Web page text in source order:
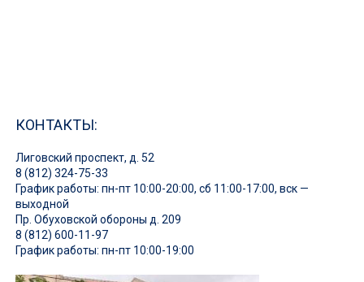
КОНТАКТЫ:
Лиговский проспект, д. 52
8 (812) 324-75-33
График работы: пн-пт 10:00-20:00, сб 11:00-17:00, вск —
выходной
Пр. Обуховской обороны д. 209
8 (812) 600-11-97
График работы: пн-пт 10:00-19:00